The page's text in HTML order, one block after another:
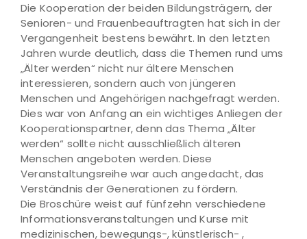
Die Kooperation der beiden Bildungsträgern, der
Senioren- und Frauenbeauftragten hat sich in der
Vergangenheit bestens bewährt. In den letzten
Jahren wurde deutlich, dass die Themen rund ums
„Älter werden“ nicht nur ältere Menschen
interessieren, sondern auch von jüngeren
Menschen und Angehörigen nachgefragt werden.
Dies war von Anfang an ein wichtiges Anliegen der
Kooperationspartner, denn das Thema „Älter
werden“ sollte nicht ausschließlich älteren
Menschen angeboten werden. Diese
Veranstaltungsreihe war auch angedacht, das
Verständnis der Generationen zu fördern.
Die Broschüre weist auf fünfzehn verschiedene
Informationsveranstaltungen und Kurse mit
medizinischen, bewegungs-, künstlerisch- ,